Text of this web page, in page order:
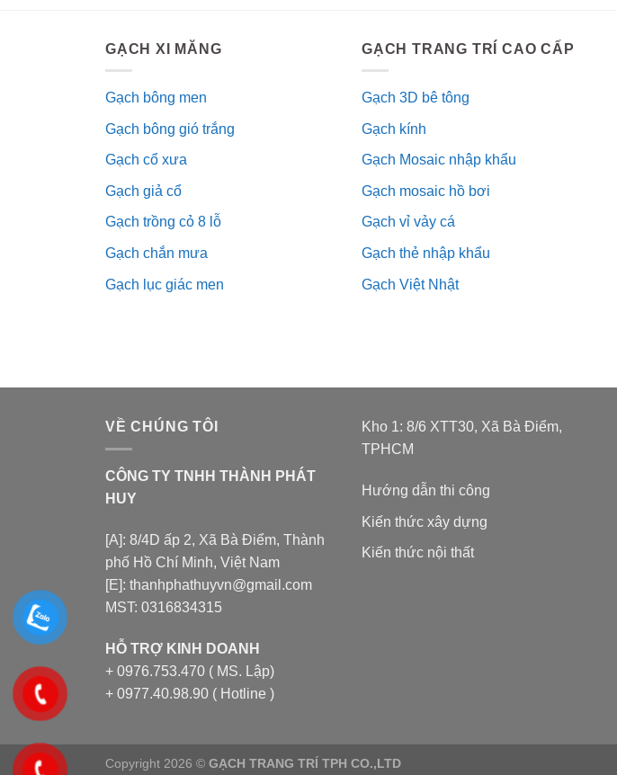
GẠCH XI MĂNG
Gạch bông men
Gạch bông gió trắng
Gạch cổ xưa
Gạch giả cổ
Gạch trồng cỏ 8 lỗ
Gạch chắn mưa
Gạch lục giác men
GẠCH TRANG TRÍ CAO CẤP
Gạch 3D bê tông
Gạch kính
Gạch Mosaic nhập khẩu
Gạch mosaic hồ bơi
Gạch vỉ vảy cá
Gạch thẻ nhập khẩu
Gạch Việt Nhật
VỀ CHÚNG TÔI
CÔNG TY TNHH THÀNH PHÁT
HUY
[A]: 8/4D ấp 2, Xã Bà Điểm, Thành
phố Hồ Chí Minh, Việt Nam
[E]: thanhphathuyvn@gmail.com
MST: 0316834315
HỖ TRỢ KINH DOANH
+ 0976.753.470 ( MS. Lập)
+ 0977.40.98.90 ( Hotline )
Kho 1: 8/6 XTT30, Xã Bà Điểm,
TPHCM
Hướng dẫn thi công
Kiến thức xây dựng
Kiến thức nội thất
Copyright 2026 © GẠCH TRANG TRÍ TPH CO.,LTD